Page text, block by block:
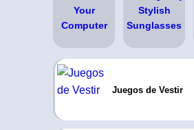
Juegos de Vestir